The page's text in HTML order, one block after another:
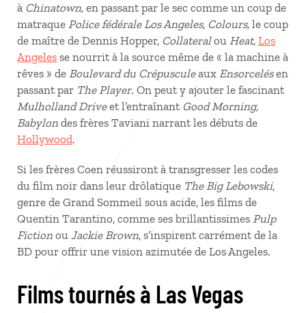
à Chinatown, en passant par le sec comme un coup de
matraque Police fédérale Los Angeles, Colours, le coup
de maître de Dennis Hopper, Collateralou Heat, Los
Angeles se nourrit à la source même de « la machine à
rêves » de Boulevard du Crépusculeaux Ensorcelésen
passant par The Player. On peut y ajouter le fascinant
Mulholland Driveet l’entraînant Good Morning,
Babylon des frères Taviani narrant les débuts de
Hollywood.
Si les frères Coen réussiront à transgresser les codes
du film noir dans leur drôlatique The Big Lebowski,
genre de Grand Sommeil sous acide, les films de
Quentin Tarantino, comme ses brillantissimes Pulp
Fiction ou Jackie Brown, s’inspirent carrément de la
BD pour offrir une vision azimutée de Los Angeles.
Films tournés à Las Vegas